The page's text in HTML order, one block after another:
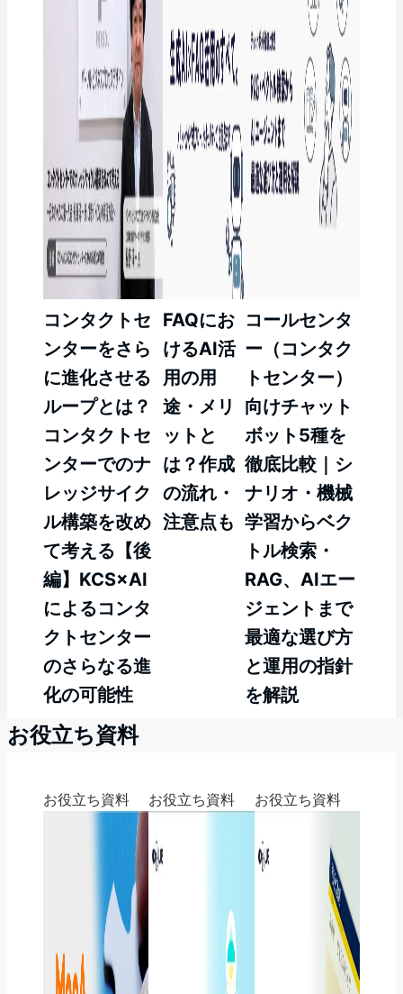
コンタクトセ
ンターをさら
に進化させる
ループとは？
コンタクトセ
ンターでのナ
レッジサイク
ル構築を改め
て考える【後
編】KCS×AI
によるコンタ
クトセンター
のさらなる進
化の可能性
FAQにお
けるAI活
用の用
途・メリ
ットと
は？作成
の流れ・
注意点も
コールセンタ
ー（コンタク
トセンター）
向けチャット
ボット5種を
徹底比較｜シ
ナリオ・機械
学習からベク
トル検索・
RAG、AIエー
ジェントまで
最適な選び方
と運用の指針
を解説
お役立ち資料
お役立ち資料 お役立ち資料 お役立ち資料